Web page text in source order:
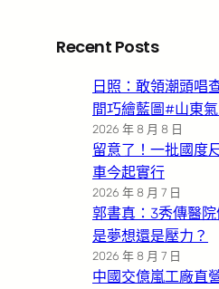
Recent Posts
日照：敢領潮頭唱
間巧繪藍圖#山東
2026 年 8 月 8 日
留意了！一批國度
車今起實行
2026 年 8 月 7 日
郭書真：3秀傳醫
是夢想還是壓力？
2026 年 8 月 7 日
中國交億嵐工廠直